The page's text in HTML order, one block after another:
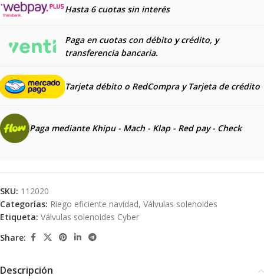
Hasta 6 cuotas sin interés
Paga en cuotas con débito y crédito, y
transferencia bancaria.
Tarjeta débito o RedCompra y Tarjeta de crédito
Paga mediante Khipu - Mach - Klap - Red pay - Check
SKU: 112020
Categorías: Riego eficiente navidad, Válvulas solenoides
Etiqueta: Válvulas solenoides Cyber
Share:
Descripción